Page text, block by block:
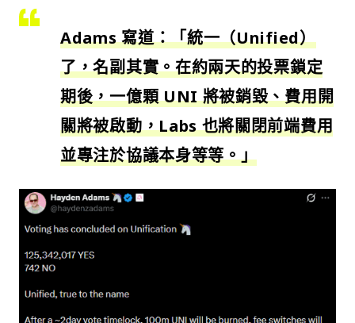
Adams 寫道：「統一（Unified）
了，名副其實。在約兩天的投票鎖定
期後，一億顆 UNI 將被銷毀、費用開
關將被啟動，Labs 也將關閉前端費用
並專注於協議本身等等。」